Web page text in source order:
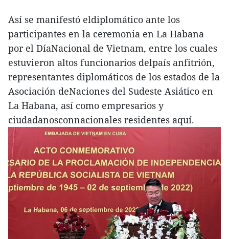
Así se manifestó eldiplomático ante los
participantes en la ceremonia en La Habana
por el DíaNacional de Vietnam, entre los cuales
estuvieron altos funcionarios delpaís anfitrión,
representantes diplomáticos de los estados de la
Asociación deNaciones del Sudeste Asiático en
La Habana, así como empresarios y
ciudadanosconnacionales residentes aquí.